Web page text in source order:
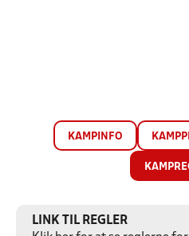
KAMPINFO
LINK TIL REGLER